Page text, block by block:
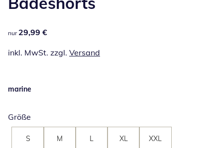
29,99 €
nur 29,99 €
inkl. MwSt. zzgl. Versand
marine
Größe
S M L XL XXL